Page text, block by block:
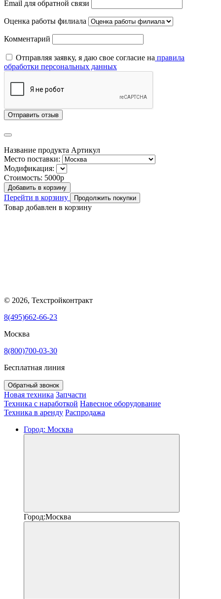
Email для обратной связи
Оценка работы филиала
Комментарий
Отправляя заявку, я даю свое согласие на правила
обработки персональных данных
Отправить отзыв
Название продукта Артикул
Место поставки:
Модификация:
Стоимость: 5000р
Добавить в корзину
Перейти в корзину Продолжить покупки
Товар добавлен в корзину
© 2026, Техстройконтракт
8(495)662-66-23
Москва
8(800)700-03-30
Бесплатная линия
Обратный звонок
Новая техника Запчасти
Техника с наработкой Навесное оборудование
Техника в аренду Распродажа
Город: Москва
Город:Москва